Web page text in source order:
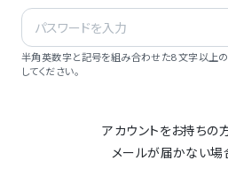
半角英数字と記号を組み合わせた8文字以上の
してください。
アカウントをお持ちの
メールが届かない場